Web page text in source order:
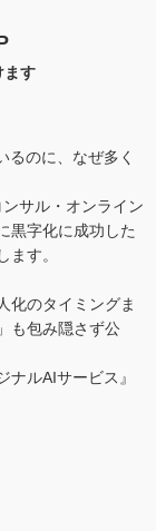
ます
るのに、なぜ多く
サル・オンライン
黒字化に成功した
す。
化のタイミングま
も包み隠さず公
ルAIサービス』